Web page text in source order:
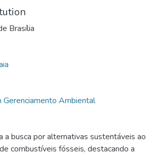
Brasília
Gerenciamento Ambiental
a busca por alternativas sustentáveis ao
combustíveis fósseis, destacando a